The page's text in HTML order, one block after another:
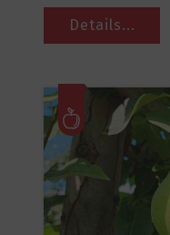
Details...